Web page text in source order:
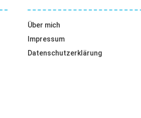
Über mich
Impressum
Datenschutzerklärung